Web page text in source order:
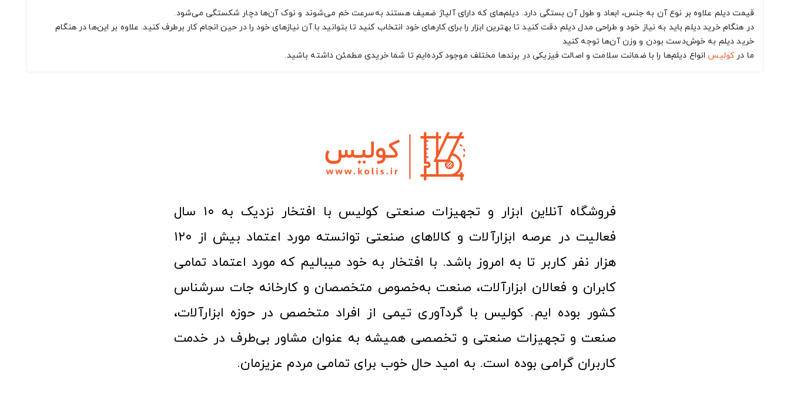
قیمت دیلم علاوه بر نوع آن به جنس، ابعاد و طول آن بستگی دارد. دیلم‌های که دارای آلیاژ ضعیف هستند به‌سرعت خم می‌شوند و نوک آن‌ها دچار شکستگی می‌شود.
در هنگام خرید دیلم باید به نیاز خود و طراحی مدل دیلم دقت کنید تا بهترین ابزار را برای کارهای خود انتخاب کنید تا بتوانید با آن نیازهای خود را در حین انجام کار برطرف کنید. علاوه بر این‌ها در هنگام
خرید دیلم به خوش‌دست بودن و وزن آن‌ها توجه کنید
ما درکولیس انواع دیلم‌ها را با ضمانت سلامت و اصالت فیزیکی در برندها مختلف موجود کرده‌ایم تا شما خریدی مطمئن داشته باشید.
فروشگاه آنلاین ابزار و تجهیزات صنعتی کولیس با افتخار نزدیک به ۱۰ سال
فعالیت در عرصه ابزارآلات و کالاهای صنعتی توانسته مورد اعتماد بیش از ۱۲۰
هزار نفر کاربر تا به امروز باشد. با افتخار به خود میبالیم که مورد اعتماد تمامی
کابران و فعالان ابزارآلات، صنعت به‌خصوص متخصصان و کارخانه جات سرشناس
کشور بوده ایم. کولیس با گردآوری تیمی از افراد متخصص در حوزه ابزارآلات،
صنعت و تجهیزات صنعتی و تخصصی همیشه به عنوان مشاور بی‌طرف در خدمت
کاربران گرامی بوده است. به امید حال خوب برای تمامی مردم عزیزمان.